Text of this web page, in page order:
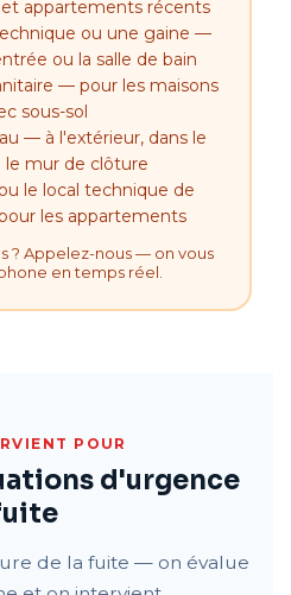
et appartements récents
ou une gaine —
ou la salle de bain
— pour les maisons
sous-sol
— à l'extérieur, dans le
mur de clôture
le local technique de
les appartements
? Appelez-nous — on vous
en temps réel.
POUR
d'urgence
de la fuite — on évalue